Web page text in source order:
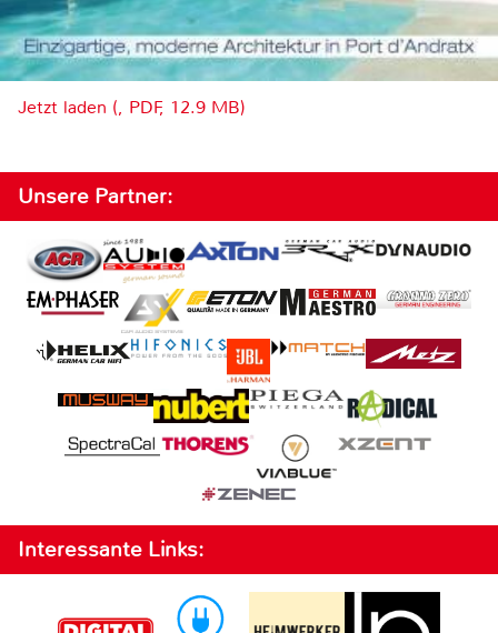
Jetzt laden (, PDF, 12.9 MB)
Unsere Partner:
Interessante Links: